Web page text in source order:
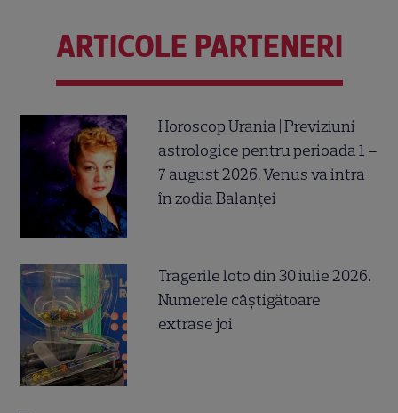
ARTICOLE PARTENERI
Horoscop Urania | Previziuni
astrologice pentru perioada 1 –
7 august 2026. Venus va intra
în zodia Balanței
Tragerile loto din 30 iulie 2026.
Numerele câştigătoare
extrase joi